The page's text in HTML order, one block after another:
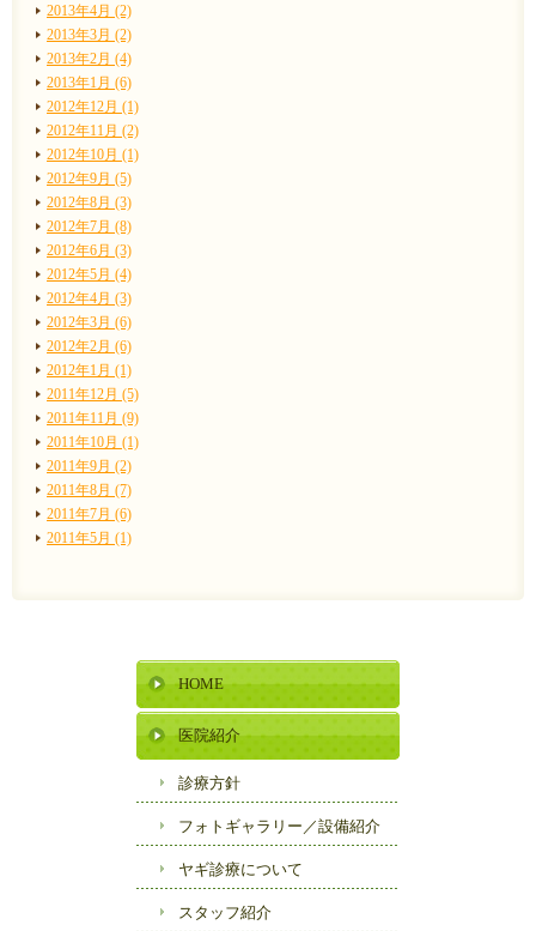
2013年4月 (2)
2013年3月 (2)
2013年2月 (4)
2013年1月 (6)
2012年12月 (1)
2012年11月 (2)
2012年10月 (1)
2012年9月 (5)
2012年8月 (3)
2012年7月 (8)
2012年6月 (3)
2012年5月 (4)
2012年4月 (3)
2012年3月 (6)
2012年2月 (6)
2012年1月 (1)
2011年12月 (5)
2011年11月 (9)
2011年10月 (1)
2011年9月 (2)
2011年8月 (7)
2011年7月 (6)
2011年5月 (1)
HOME
医院紹介
診療方針
フォトギャラリー／設備紹介
ヤギ診療について
スタッフ紹介